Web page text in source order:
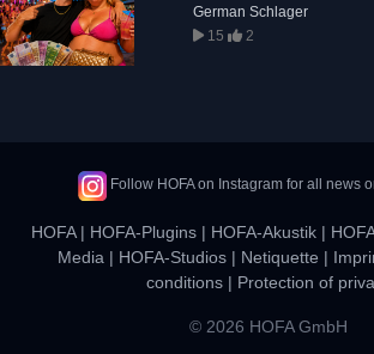
German Schlager
15
2
Follow HOFA on Instagram for all news
HOFA| HOFA-Plugins | HOFA-Akustik |
Media | HOFA-Studios| Netiquette |
conditions| Protection of
© 2026 HOFA GmbH